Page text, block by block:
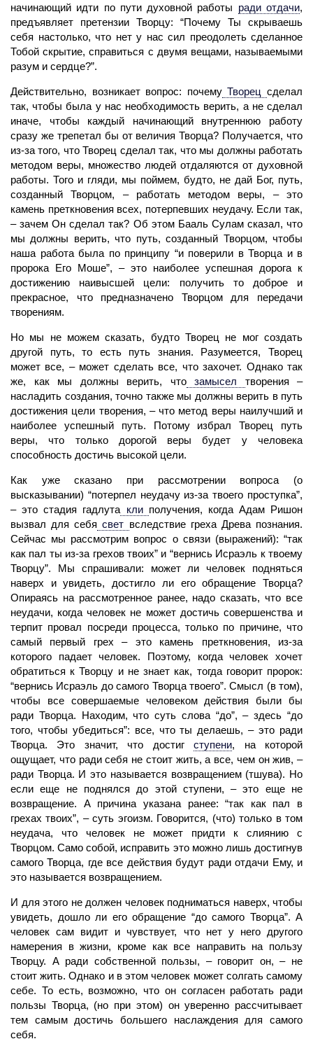
начинающий идти по пути духовной работы ради отдачи,
предъявляет претензии Творцу: “Почему Ты скрываешь
себя настолько, что нет у нас сил преодолеть сделанное
Тобой скрытие, справиться с двумя вещами, называемыми
разум и сердце?”.
Действительно, возникает вопрос: почемуТворецсделал
так, чтобы была у нас необходимость верить, а не сделал
иначе, чтобы каждый начинающий внутреннюю работу
сразу же трепетал бы от величия Творца? Получается, что
из-за того, что Творец сделал так, что мы должны работать
методом веры, множество людей отдаляются от духовной
работы. Того и гляди, мы поймем, будто, не дай Бог, путь,
созданный Творцом, – работать методом веры, – это
камень преткновения всех, потерпевших неудачу. Если так,
– зачем Он сделал так? Об этомБааль Сулам сказал, что
мы должны верить, что путь, созданный Творцом, чтобы
наша работа была по принципу “и поверили в Творца и в
пророка Его Моше”, – это наиболее успешная дорога к
достижению наивысшей цели: получить то доброе и
прекрасное, что предназначено Творцом для передачи
творениям.
Но мы не можем сказать, будтоТворец не мог создать
другой путь, то есть путь знания. Разумеется, Творец
может все, – может сделать все, что захочет. Однако так
же, как мы должны верить, чтозамысел творения –
насладить создания, точно также мы должны верить в путь
достижения цели творения, – что метод веры наилучший и
наиболее успешный путь. Потому избрал Творец путь
веры, что только дорогой веры будет у человека
способность достичь высокой цели.
Как уже сказано при рассмотрении вопроса (о
высказывании) “потерпел неудачу из-за твоего проступка”,
– это стадия гадлута кли получения, когдаАдам Ришон
вызвал для себя свет вследствие греха Древа познания.
Сейчас мы рассмотрим вопрос о связи (выражений): “так
как пал ты из-за грехов твоих” и “вернись Исраэль к твоему
Творцу”. Мы спрашивали: может ли человек подняться
наверх и увидеть, достигло ли его обращение Творца?
Опираясь на рассмотренное ранее, надо сказать, что все
неудачи, когда человек не может достичь совершенства и
терпит провал посреди процесса, только по причине, что
самый первый грех – это камень преткновения, из-за
которого падает человек. Поэтому, когда человек хочет
обратиться к Творцу и не знает как, тогда говорит пророк:
“вернись Исраэль до самого Творца твоего”. Смысл (в том),
чтобы все совершаемые человеком действия были бы
ради Творца. Находим, что суть слова “до”, – здесь “до
того, чтобы убедиться”: все, что ты делаешь, – это ради
Творца. Это значит, что достиг
ступени, на которой
ощущает, что ради себя не стоит жить, а все, чем он жив, –
ради Творца. И это называется возвращением (тшува). Но
если еще не поднялся до этой ступени, – это еще не
возвращение. А причина указана ранее: “так как пал в
грехах твоих”, – суть эгоизм. Говорится, (что) только в том
неудача, что человек не может придти к слиянию с
Творцом. Само собой, исправить это можно лишь достигнув
самого Творца, где все действия будут ради отдачи Ему, и
это называется возвращением.
И для этого не должен человек подниматься наверх, чтобы
увидеть, дошло ли его обращение “до самого Творца”. А
человек сам видит и чувствует, что нет у него другого
намерения в жизни, кроме как все направить на пользу
Творцу. А ради собственной пользы, – говорит он, – не
стоит жить. Однако и в этом человек может солгать самому
себе. То есть, возможно, что он согласен работать ради
пользы Творца, (но при этом) он уверенно рассчитывает
тем самым достичь большего наслаждения для самого
себя.